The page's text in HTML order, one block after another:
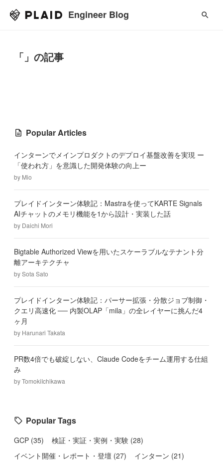
Engineer Blog
「」の記事
Popular Articles
インターンでメインプロダクトのデプロイ基盤改善を実現 ー
「使われ方」を意識した開発体験の向上ー
by Mio
プレイドインターン体験記：Mastraを使ってKARTE Signals
AIチャットのメモリ機能を1から設計・実装した話
by Daichi Mori
Bigtable Authorized Viewを用いたスケーラブルなテナント分
離アーキテクチャ
bySota Sato
プレイドインターン体験記：パーサー拡張・分散ジョブ制御・
クエリ高速化 ── 内製OLAP「mila」の全レイヤーに挑んだ4
ヶ月
by Harunari Takata
PR数4倍でも破綻しない、Claude Codeをチーム運用する仕組
み
byTomokiIchikawa
Popular Tags
GCP (35) 検証・実証・実例・実験 (28)
イベント開催・レポート・登壇 (27) インターン (21)